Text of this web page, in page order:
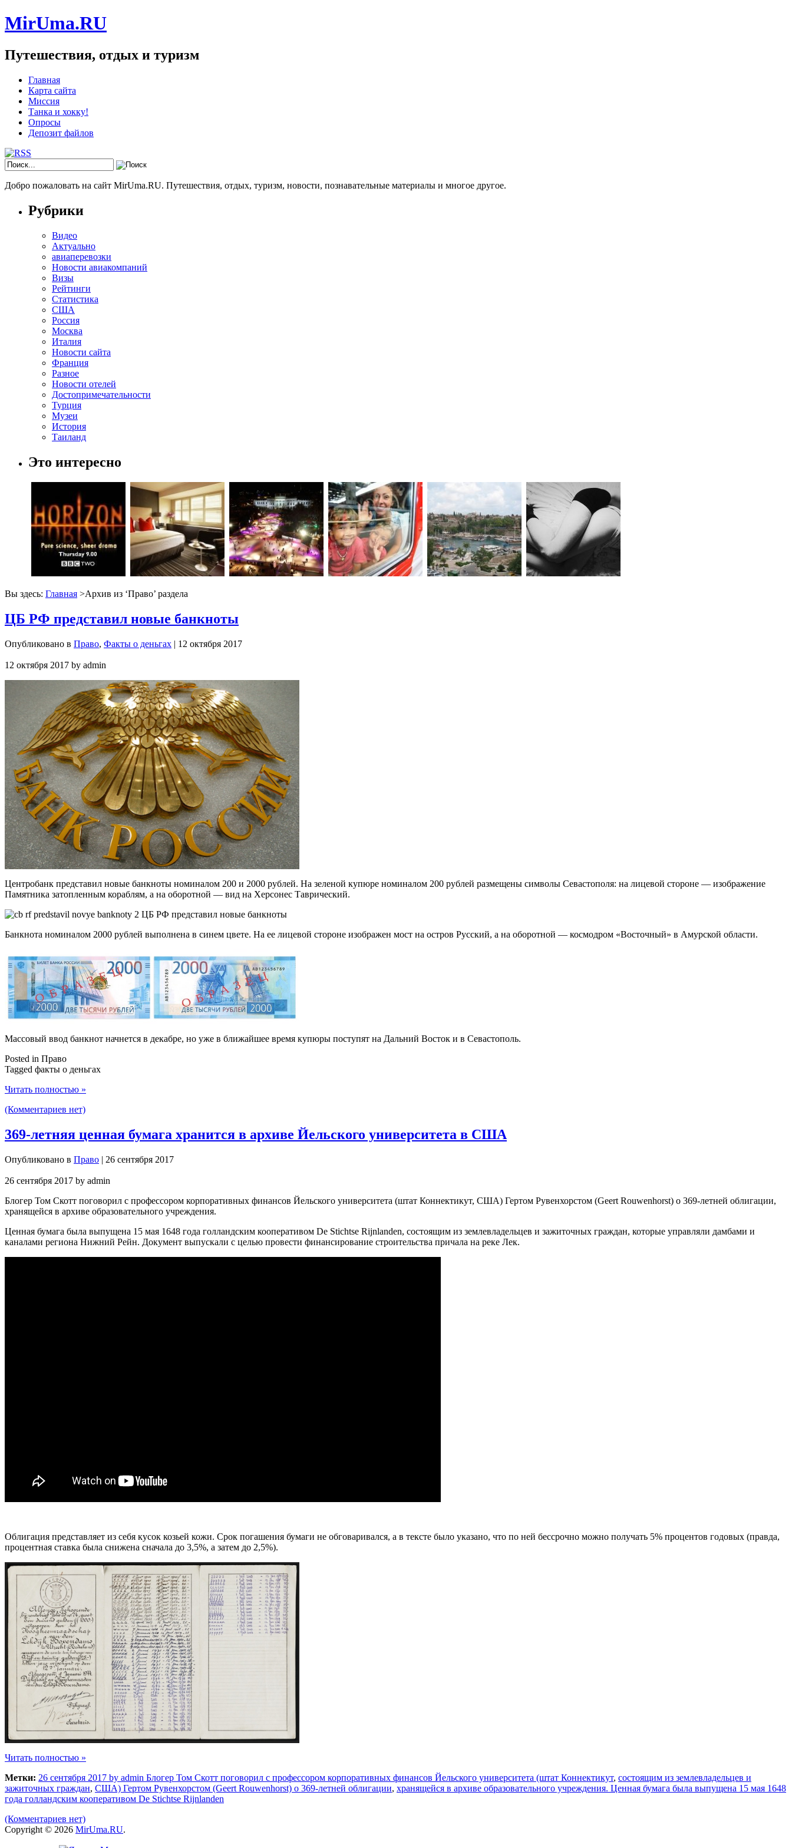
MirUma.RU
Путешествия, отдых и туризм
Главная
Карта сайта
Миссия
Танка и хокку!
Опросы
Депозит файлов
Добро пожаловать на сайт MirUma.RU. Путешествия, отдых, туризм, новости, познавательные материалы и многое другое.
Рубрики
Видео
Актуально
авиаперевозки
Новости авиакомпаний
Визы
Рейтинги
Статистика
США
Россия
Москва
Италия
Новости сайта
Франция
Разное
Новости отелей
Достопримечательности
Турция
Музеи
История
Таиланд
Это интересно
Вы здесь: Главная >Архив из ‘Право’ раздела
ЦБ РФ представил новые банкноты
Опубликовано в Право, Факты о деньгах | 12 октября 2017
12 октября 2017 by admin
Центробанк представил новые банкноты номиналом 200 и 2000 рублей. На зеленой купюре номиналом 200 рублей размещены символы Севастополя: на лицевой стороне — изображение
Памятника затопленным кораблям, а на оборотной — вид на Херсонес Таврический.
Банкнота номиналом 2000 рублей выполнена в синем цвете. На ее лицевой стороне изображен мост на остров Русский, а на оборотной — космодром «Восточный» в Амурской области.
Массовый ввод банкнот начнется в декабре, но уже в ближайшее время купюры поступят на Дальний Восток и в Севастополь.
Posted in Право
Tagged факты о деньгах
Читать полностью »
(Комментариев нет)
369-летняя ценная бумага хранится в архиве Йельского университета в США
Опубликовано в Право | 26 сентября 2017
26 сентября 2017 by admin
Блогер Том Скотт поговорил с профессором корпоративных финансов Йельского университета (штат Коннектикут, США) Гертом Рувенхорстом (Geert Rouwenhorst) о 369-летней облигации,
хранящейся в архиве образовательного учреждения.
Ценная бумага была выпущена 15 мая 1648 года голландским кооперативом De Stichtse Rijnlanden, состоящим из землевладельцев и зажиточных граждан, которые управляли дамбами и
каналами региона Нижний Рейн. Документ выпускали с целью провести финансирование строительства причала на реке Лек.
Облигация представляет из себя кусок козьей кожи. Срок погашения бумаги не обговаривался, а в тексте было указано, что по ней бессрочно можно получать 5% процентов годовых (правда,
процентная ставка была снижена сначала до 3,5%, а затем до 2,5%).
Читать полностью »
Метки: 26 сентября 2017 by admin Блогер Том Скотт поговорил с профессором корпоративных финансов Йельского университета (штат Коннектикут, состоящим из землевладельцев и
зажиточных граждан, США) Гертом Рувенхорстом (Geert Rouwenhorst) о 369-летней облигации, хранящейся в архиве образовательного учреждения. Ценная бумага была выпущена 15 мая 1648
года голландским кооперативом De Stichtse Rijnlanden
(Комментариев нет)
Copyright © 2026 MirUma.RU.